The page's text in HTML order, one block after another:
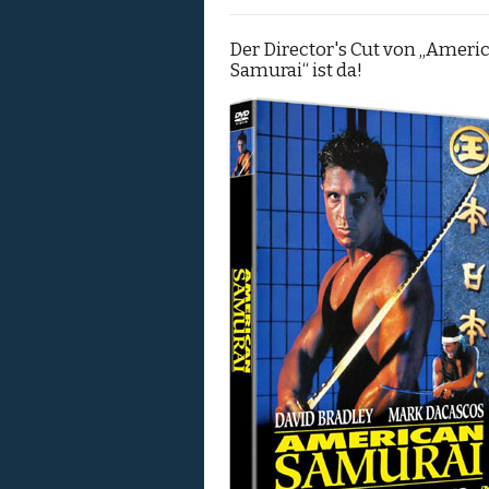
Der Director's Cut von
Samurai“ ist da!